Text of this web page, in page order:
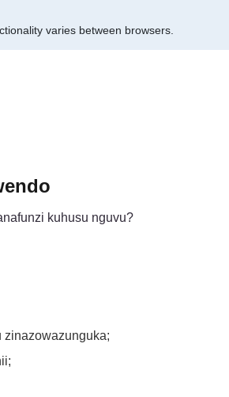
varies between browsers.
kuhusu nguvu?
zinazowazunguka;